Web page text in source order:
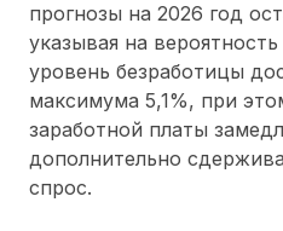
прогнозы на 2026 год
указывая на
уровень безработицы
максимума 5,1%, при
заработной платы
дополнительно
спрос.